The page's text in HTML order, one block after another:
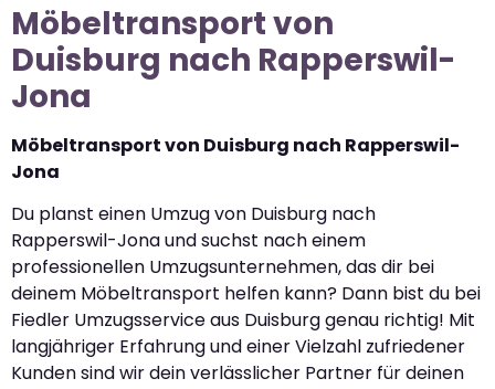
Möbeltransport von
Duisburg nach Rapperswil-
Jona
Möbeltransport von Duisburg nach Rapperswil-
Jona
Du planst einen Umzug von Duisburg nach
Rapperswil-Jona und suchst nach einem
professionellen Umzugsunternehmen, das dir bei
deinem Möbeltransport helfen kann? Dann bist du bei
Fiedler Umzugsservice aus Duisburg genau richtig! Mit
langjähriger Erfahrung und einer Vielzahl zufriedener
Kunden sind wir dein verlässlicher Partner für deinen